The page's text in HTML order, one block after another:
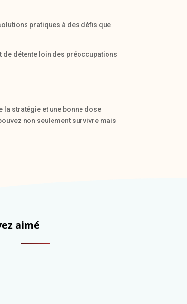
pratiques à des défis que
de détente loin des préoccupations
la stratégie et une bonne dose
non seulement survivre mais
aimé